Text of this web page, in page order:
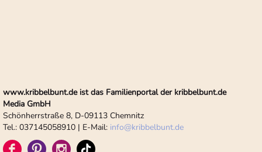
www.kribbelbunt.de ist das Familienportal der kribbelbunt.de
Media GmbH
Schönherrstraße 8, D-09113 Chemnitz
Tel.: 037145058910 | E-Mail: info@kribbelbunt.de